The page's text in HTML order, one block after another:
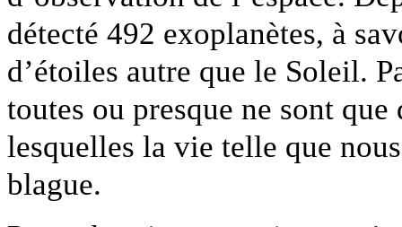
détecté 492 exoplanètes, à
d’étoiles autre que le Soleil.
toutes ou presque ne sont que
lesquelles la vie telle que
blague.